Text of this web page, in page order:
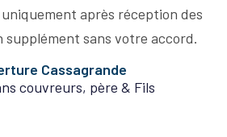
après réception des
supplément sans votre accord.
Cassagrande
couvreurs, père & Fils